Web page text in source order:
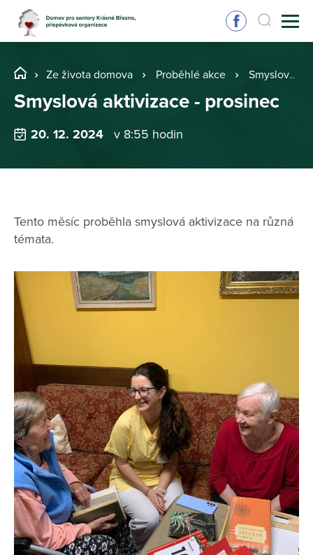
Ze života domova Proběhlé akce Smyslová aktivizace - prosinec
Smyslová aktivizace - prosinec
20. 12. 2024 v 8:55 hodin
Tento měsíc proběhla smyslová aktivizace na různá
témata.